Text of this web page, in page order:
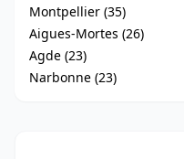
Montpellier (35)
Aigues-Mortes (26)
Agde (23)
Narbonne (23)